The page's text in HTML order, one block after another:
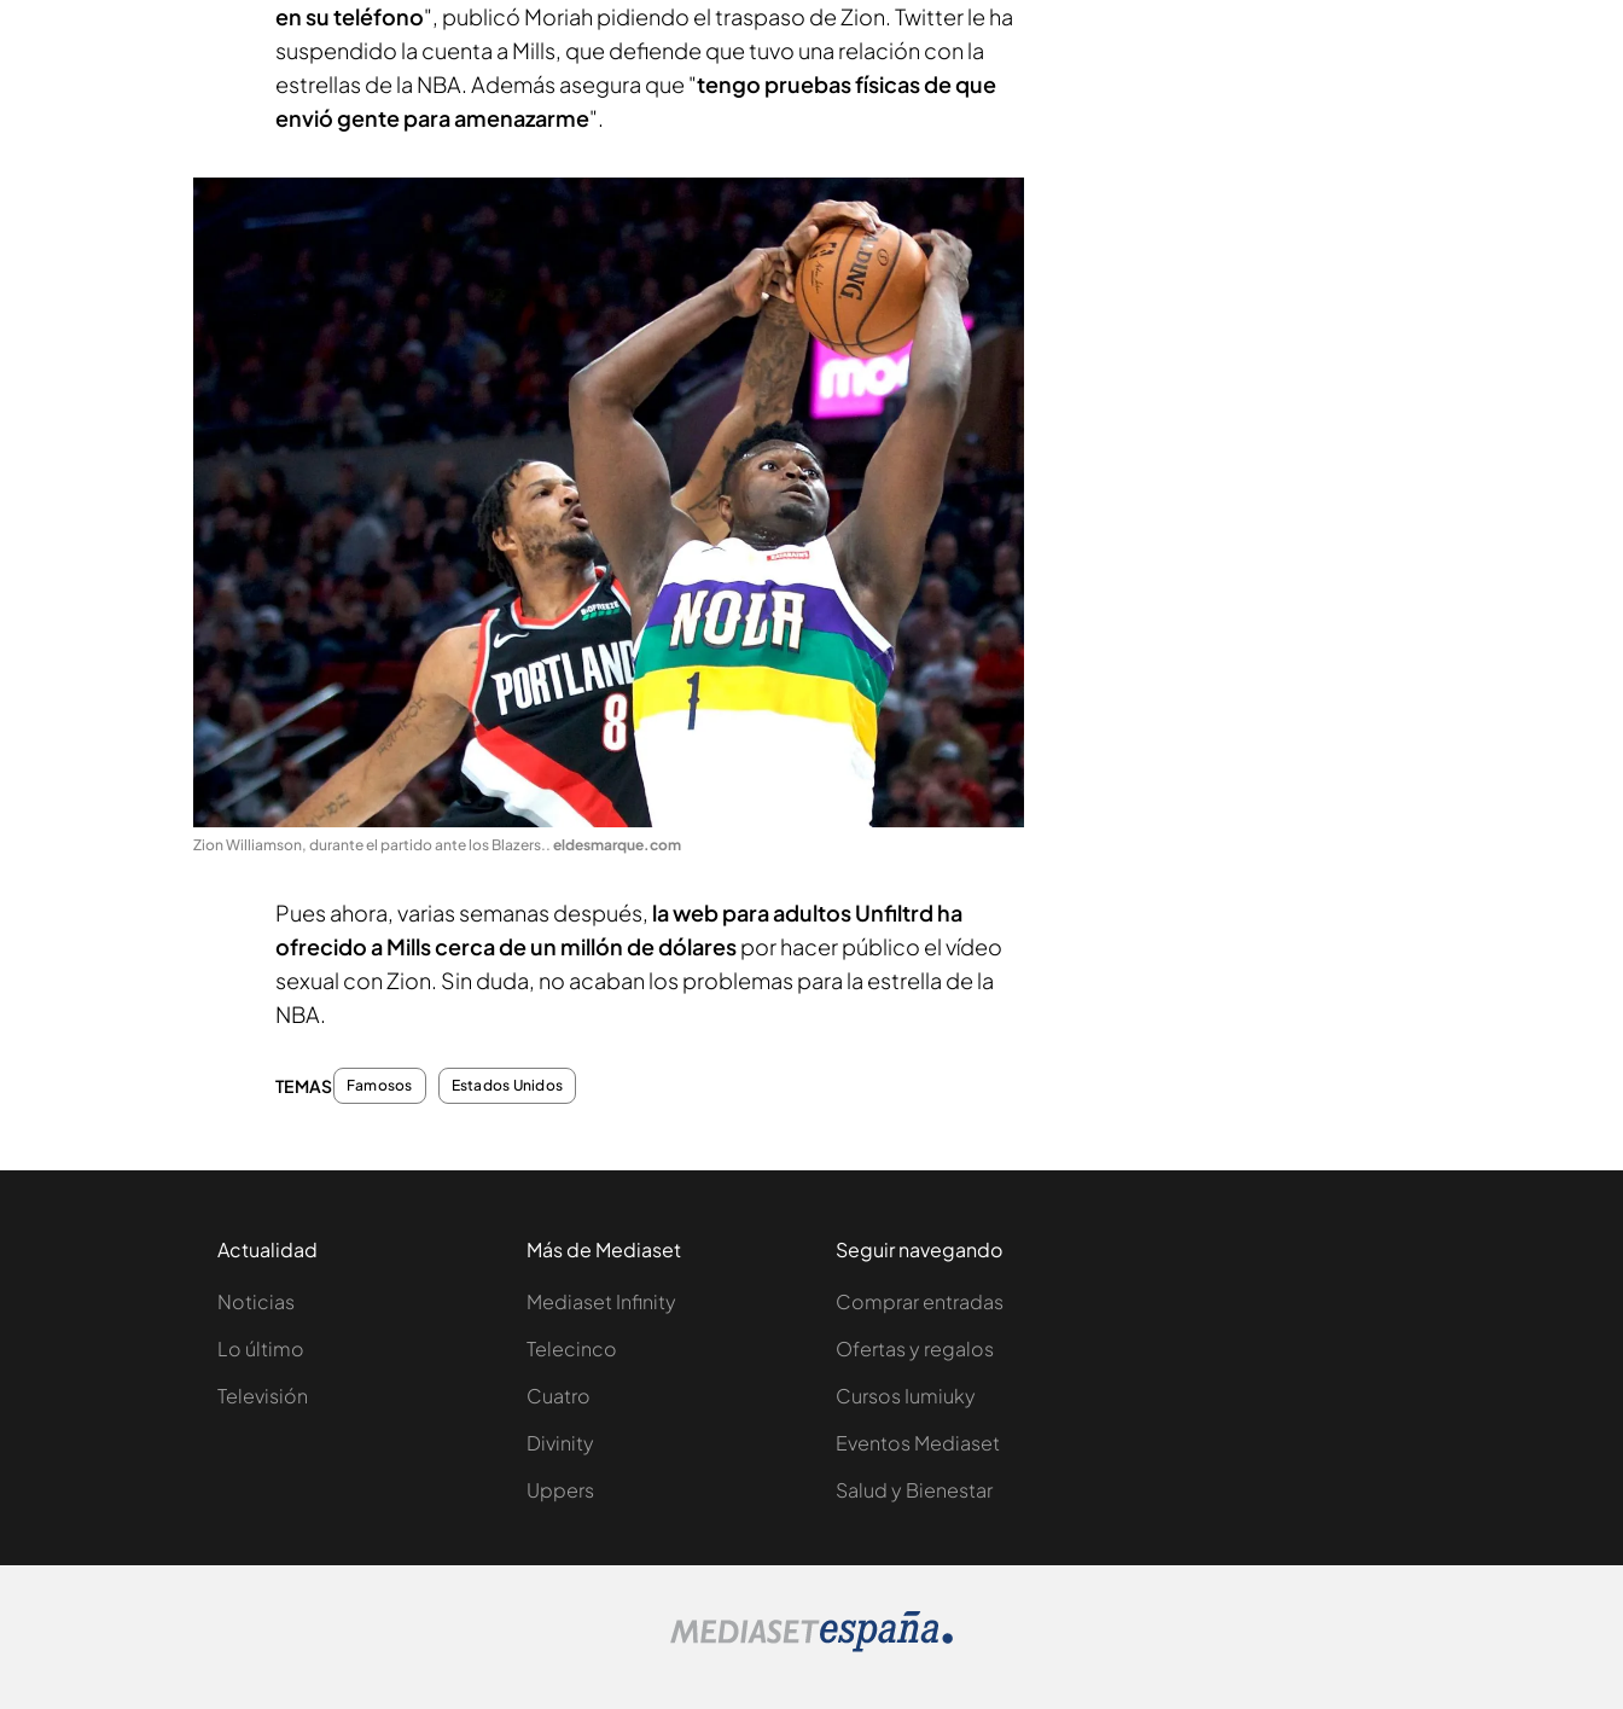
en su teléfono", publicó Moriah pidiendo el traspaso de Zion. Twitter le ha
suspendido la cuenta a Mills, que defiende que tuvo una relación con la
estrellas de la NBA. Además asegura que "tengo pruebas físicas de que
envió gente para amenazarme".
Zion Williamson, durante el partido ante los Blazers.. eldesmarque.com
Pues ahora, varias semanas después, la web para adultos Unfiltrd ha
ofrecido a Mills cerca de un millón de dólarespor hacer público el vídeo
sexual con Zion. Sin duda, no acaban los problemas para la estrella de la
NBA.
TEMAS Famosos Estados Unidos
Actualidad
Noticias
Lo último
Televisión
Más de Mediaset
Mediaset Infinity
Telecinco
Cuatro
Divinity
Uppers
Seguir navegando
Comprar entradas
Ofertas y regalos
Cursos Iumiuky
Eventos Mediaset
Salud y Bienestar